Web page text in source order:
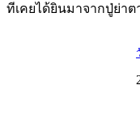
ทีเคยได้ยินมาจากปู่ย่าต